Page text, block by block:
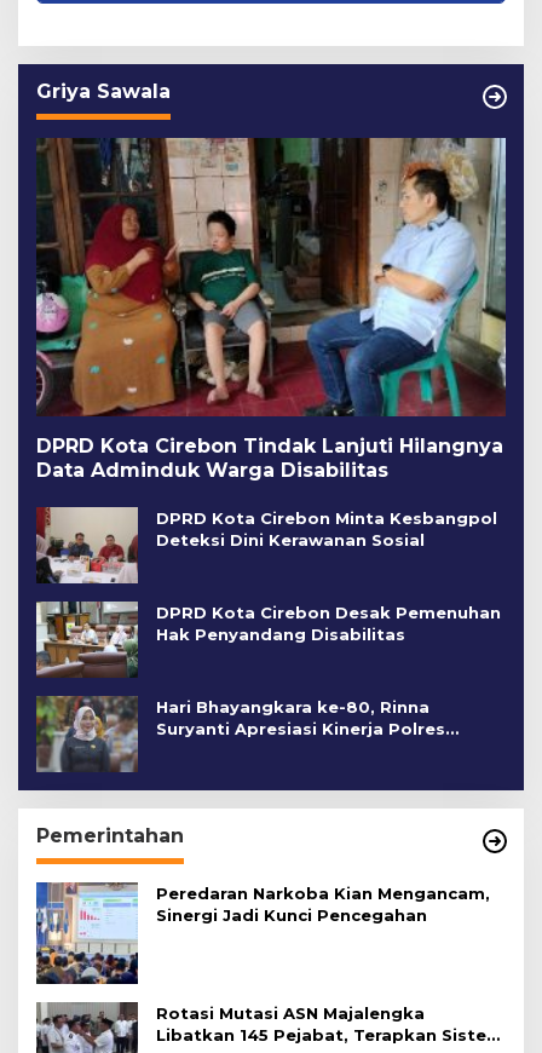
Griya Sawala
DPRD Kota Cirebon Tindak Lanjuti Hilangnya
Data Adminduk Warga Disabilitas
DPRD Kota Cirebon Minta Kesbangpol
Deteksi Dini Kerawanan Sosial
DPRD Kota Cirebon Desak Pemenuhan
Hak Penyandang Disabilitas
Hari Bhayangkara ke-80, Rinna
Suryanti Apresiasi Kinerja Polres
Pemerintahan
Peredaran Narkoba Kian Mengancam,
Sinergi Jadi Kunci Pencegahan
Rotasi Mutasi ASN Majalengka
Libatkan 145 Pejabat, Terapkan Sistem